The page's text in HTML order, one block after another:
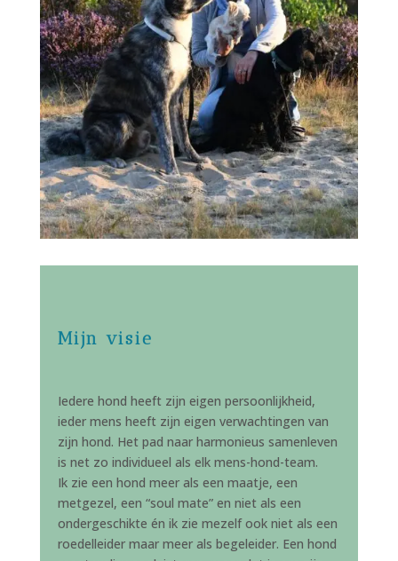
Mijn visie
Iedere hond heeft zijn eigen persoonlijkheid,
ieder mens heeft zijn eigen verwachtingen van
zijn hond. Het pad naar harmonieus samenleven
is net zo individueel als elk mens-hond-team.
Ik zie een hond meer als een maatje, een
metgezel, een “soul mate” en niet als een
ondergeschikte én ik zie mezelf ook niet als een
roedelleider maar meer als begeleider. Een hond